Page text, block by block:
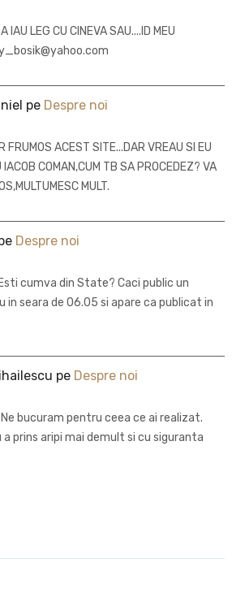
IAU LEG CU CINEVA SAU....ID MEU
pe Despre noi
FRUMOS ACEST SITE...DAR VREAU SI EU
IACOB COMAN,CUM TB SA PROCEDEZ? VA
MULT.
Despre noi
cumva din State? Caci public un
in seara de 06.05 si apare ca publicat in
pe Despre noi
Ne bucuram pentru ceea ce ai realizat.
prins aripi mai demult si cu siguranta